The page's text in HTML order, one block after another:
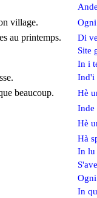
village.
au printemps. Di
Site
In i
Ind'i
beaucoup. Hè
Inde
Hè
Hà
In lu
In